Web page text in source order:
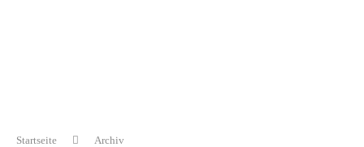
Startseite Archiv